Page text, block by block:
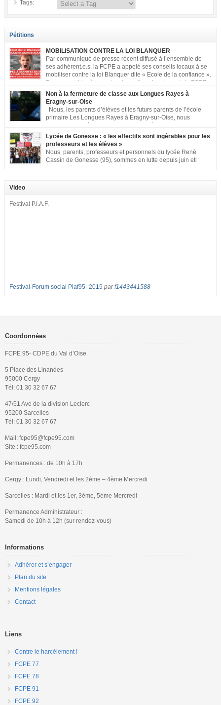
Tags:
Pétitions
MOBILISATION CONTRE LA LOI BLANQUER
Par communiqué de presse récent diffusé à l’ensemble de
ses adhérent.e.s, la FCPE a appelé ses conseils locaux à se
mobiliser contre la loi Blanquer dite « Ecole de la confiance ».
Pour vous aider à organiser les actions localement, la FCPE
met à votre disposition ce kit de mobilisation comprenant : 1 affiche
appelant […]
Non à la fermeture de classe aux Longues Rayes à
Eragny-sur-Oise
Nous, les parents d’élèves et les futurs parents de l’école
primaire Les Longues Rayes à Eragny-sur-Oise, nous
signons cette pétition pour dire « NON à la fermeture de
classe aux Longues Rayes ». Non à la dégradation continue des conditions
d’accueil et d’apprentissage de nos enfants à l’école primaire. Chaque
enfant a droit à […]
Lycée de Gonesse : « les effectifs sont ingérables pour les
professeurs et les élèves »
Nous, parents, professeurs et personnels du lycée René
Cassin de Gonesse (95), sommes en lutte depuis juin etl ‘
équipe pédagogique en grève depuis le vendredi 2
nombreuses classes de première et […]
Video
Festival P.I.A.F.
Festival-Forum social Piaf95- 2015 parf1443441588
Coordonnées
FCPE 95- CDPE du Val d’Oise
5 Place des Linandes
95000 Cergy
Tél: 01 30 32 67 67
47/51 Ave de la division Leclerc
95200 Sarcelles
Tél: 01 30 32 67 67
Mail: fcpe95@fcpe95.com
Site : fcpe95.com
Permanences : de 10h à 17h
Cergy : Lundi, Vendredi et les 2ème – 4ème Mercredi
Sarcelles : Mardi et les 1er, 3ème, 5ème Mercredi
Permanence Administrateur :
Samedi de 10h à 12h (sur rendez-vous)
Informations
Adhérer et s’engager
Plan du site
Mentions légales
Contact
Liens
Contre le harcèlement !
FCPE 77
FCPE 78
FCPE 91
FCPE 92